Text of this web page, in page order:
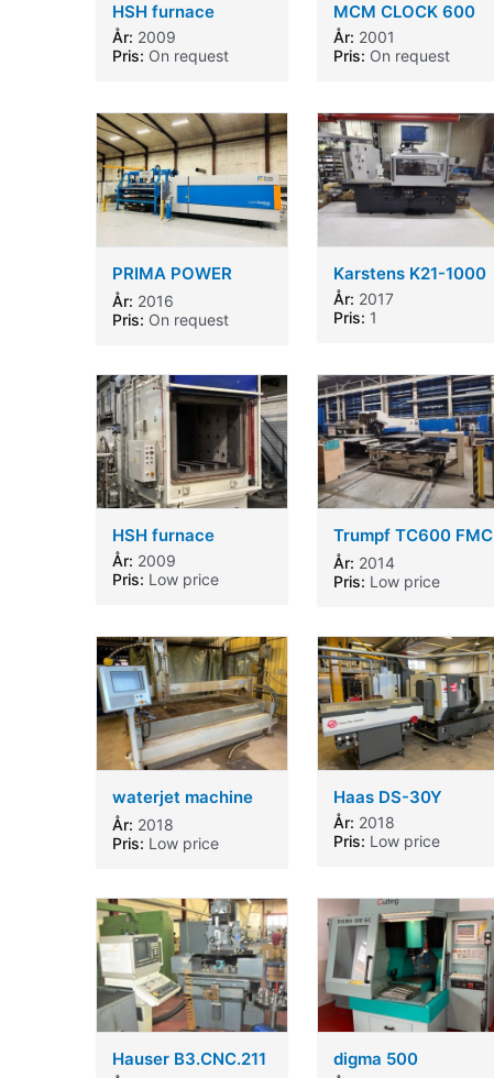
HSH furnace
År: 2009
Pris: On request
MCM CLOCK 600
År: 2001
Pris: On request
PRIMA POWER
LASER GENIUS 6kw
2016
År: 2016
Pris: On request
Karstens K21-1000
År: 2017
Pris: 1
HSH furnace
År: 2009
Pris: Low price
Trumpf TC600 FMC
1600
År: 2014
Pris: Low price
waterjet machine
kimtech
År: 2018
Pris: Low price
Haas DS-30Y
År: 2018
Pris: Low price
Hauser B3.CNC.211 digma 500